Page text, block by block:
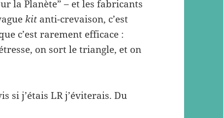
la Planète” – et les fabricants
kit anti-crevaison, c’est
c’est rarement efficace :
on sort le triangle, et on
si j’étais LR j’éviterais. Du